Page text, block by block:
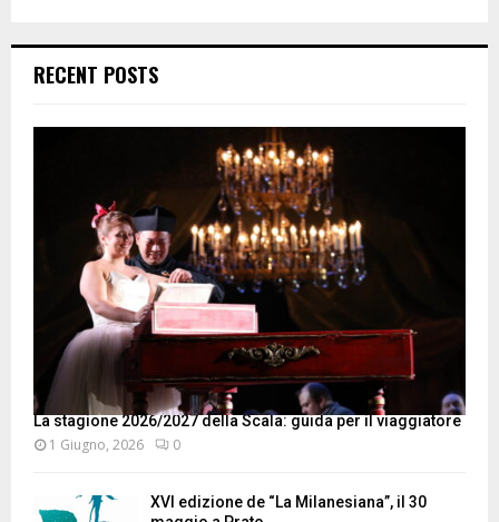
RECENT POSTS
La stagione 2026/2027 della Scala: guida per il viaggiatore
1 Giugno, 2026 0
XVI edizione de “La Milanesiana”, il 30